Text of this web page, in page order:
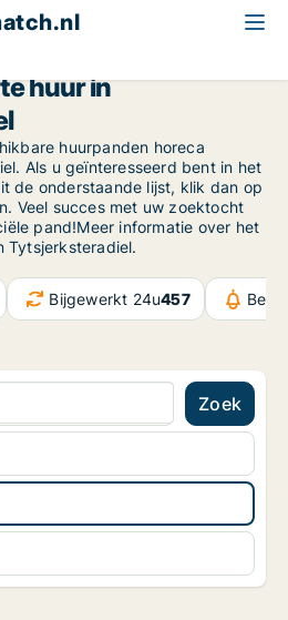
huur in
huurpanden horeca
Als u geïnteresseerd bent in het
de onderstaande lijst, klik dan op
Veel succes met uw zoektocht
pand!Meer informatie over het
Tytsjerksteradiel.
Bijgewerkt 24u457
Zoek